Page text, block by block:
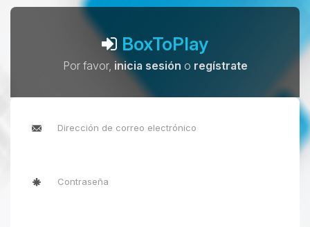
BoxToPlay
Por favor, inicia sesión o regístrate